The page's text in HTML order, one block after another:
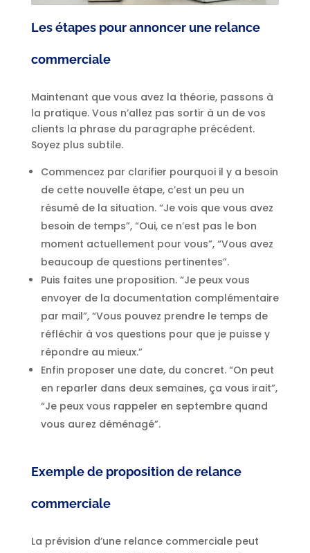
Les étapes pour annoncer une relance
commerciale
Maintenant que vous avez la théorie, passons à
la pratique. Vous n’allez pas sortir à un de vos
clients la phrase du paragraphe précédent.
Soyez plus subtile.
Commencez par clarifier pourquoi il y a besoin
de cette nouvelle étape, c’est un peu un
résumé de la situation. “Je vois que vous avez
besoin de temps”, “Oui, ce n’est pas le bon
moment actuellement pour vous”, “Vous avez
beaucoup de questions pertinentes”.
Puis faites une proposition. “Je peux vous
envoyer de la documentation complémentaire
par mail”, “Vous pouvez prendre le temps de
réfléchir à vos questions pour que je puisse y
répondre au mieux.”
Enfin proposer une date, du concret. “On peut
en reparler dans deux semaines, ça vous irait”,
“Je peux vous rappeler en septembre quand
vous aurez déménagé”.
Exemple de proposition de relance
commerciale
La prévision d’une relance commerciale peut